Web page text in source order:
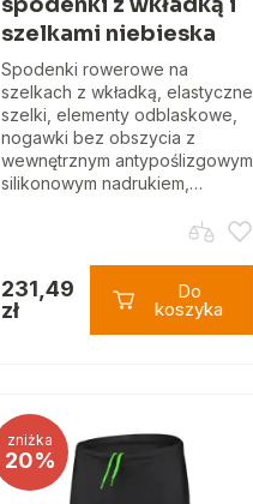
szelkami niebieska
Spodenki rowerowe na
szelkach z wkładką, elastyczne
szelki, elementy odblaskowe,
nogawki bez obszycia z
wewnętrznym antypoślizgowym
silikonowym nadrukiem,…
231,49
zł
Do
koszyka
zniżka
20%